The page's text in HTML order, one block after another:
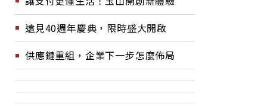
遠見40週年慶典，限時盛大開啟
供應鏈重組，企業下一步怎麼佈局